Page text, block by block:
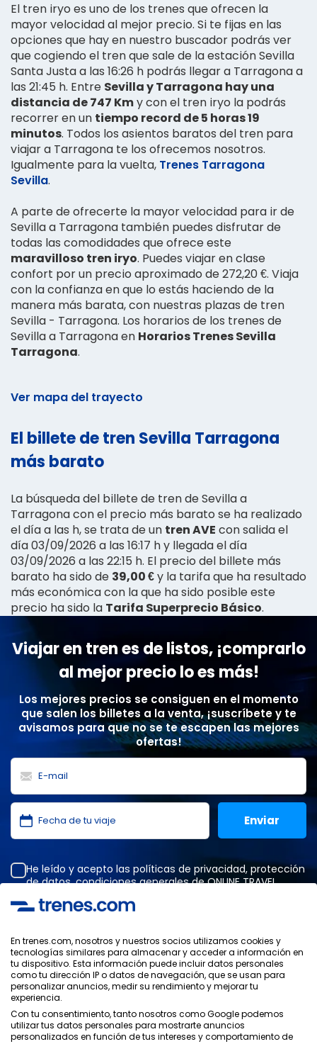
El tren iryo es uno de los trenes que ofrecen la
mayor velocidad al mejor precio. Si te fijas en las
opciones que hay en nuestro buscador podrás ver
que cogiendo el tren que sale de la estación Sevilla
Santa Justa a las 16:26 h podrás llegar a Tarragona a
las 21:45 h. Entre Sevilla y Tarragona hay una
distancia de 747 Kmy con el tren iryo la podrás
recorrer en un tiempo record de 5 horas 19
minutos. Todos los asientos baratos del tren para
viajar a Tarragona te los ofrecemos nosotros.
Igualmente para la vuelta, Trenes Tarragona
Sevilla.
A parte de ofrecerte la mayor velocidad para ir de
Sevilla a Tarragona también puedes disfrutar de
todas las comodidades que ofrece este
maravilloso tren iryo. Puedes viajar en clase
confort por un precio aproximado de 272,20 €. Viaja
con la confianza en que lo estás haciendo de la
manera más barata, con nuestras plazas de tren
Sevilla - Tarragona. Los horarios de los trenes de
Sevilla a Tarragona en Horarios Trenes Sevilla
Tarragona.
Ver mapa del trayecto
El billete de tren Sevilla Tarragona
más barato
La búsqueda del billete de tren de Sevilla a
Tarragona con el precio más barato se ha realizado
el día a las h, se trata de un tren AVE con salida el
día 03/09/2026 a las 16:17 h y llegada el día
03/09/2026 a las 22:15 h. El precio del billete más
barato ha sido de 39,00 €y la tarifa que ha resultado
más económica con la que ha sido posible este
precio ha sido la Tarifa Superprecio Básico.
Viajar en tren es de listos, ¡comprarlo
al mejor precio lo es más!
Los mejores precios se consiguen en el momento
que salen los billetes a la venta, ¡suscríbete y te
avisamos para que no se te escapen las mejores
ofertas!
He leído y acepto las políticas de privacidad, protección
de datos,condiciones generalesde ONLINE TRAVEL
Política de Privacidad
Condiciones Generales
Política de Cookies
Aviso Legal
En trenes.com, nosotros y nuestros socios utilizamos cookies y
tecnologías similares para almacenar y acceder a información en
tu dispositivo. Esta información puede incluir datos personales
como tu dirección IP o datos de navegación, que se usan para
personalizar anuncios, medir su rendimiento y mejorar tu
experiencia.
Con tu consentimiento, tanto nosotros como Google podemos
utilizar tus datos personales para mostrarte anuncios
personalizados en función de tus intereses y comportamiento de